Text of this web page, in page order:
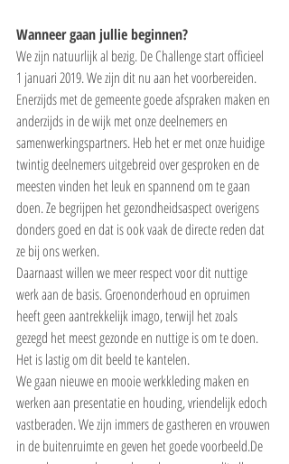
Wanneer gaan jullie beginnen?
We zijn natuurlijk al bezig. De Challenge start officieel
1 januari 2019. We zijn dit nu aan het voorbereiden.
Enerzijds met de gemeente goede afspraken maken en
anderzijds in de wijk met onze deelnemers en
samenwerkingspartners. Heb het er met onze huidige
twintig deelnemers uitgebreid over gesproken en de
meesten vinden het leuk en spannend om te gaan
doen. Ze begrijpen het gezondheidsaspect overigens
donders goed en dat is ook vaak de directe reden dat
ze bij ons werken.
Daarnaast willen we meer respect voor dit nuttige
werk aan de basis. Groenonderhoud en opruimen
heeft geen aantrekkelijk imago, terwijl het zoals
gezegd het meest gezonde en nuttige is om te doen.
Het is lastig om dit beeld te kantelen.
We gaan nieuwe en mooie werkkleding maken en
werken aan presentatie en houding, vriendelijk edoch
vastberaden. We zijn immers de gastheren en vrouwen
in de buitenruimte en geven het goede voorbeeld.De